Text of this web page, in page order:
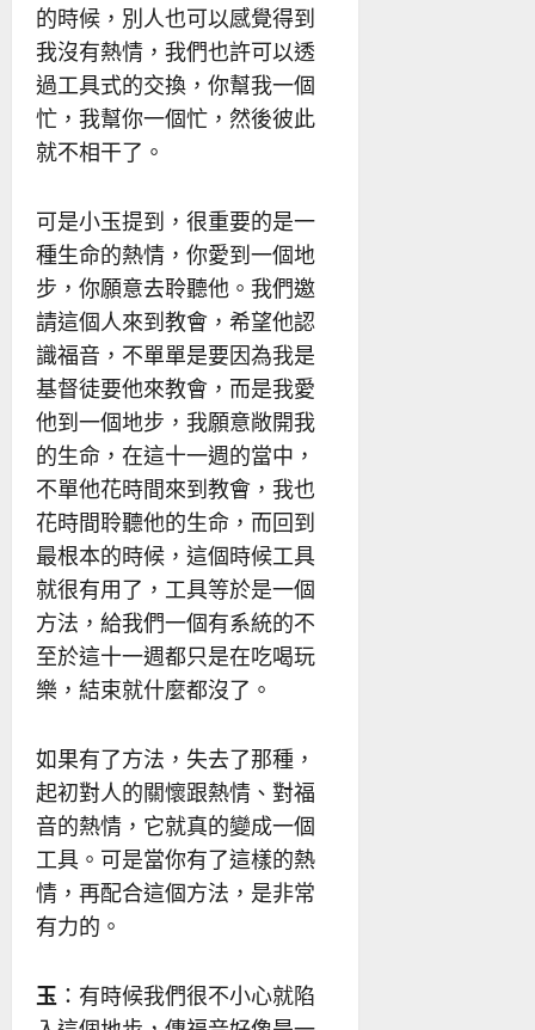
的時候，別人也可以感覺得到
我沒有熱情，我們也許可以透
過工具式的交換，你幫我一個
忙，我幫你一個忙，然後彼此
就不相干了。
可是小玉提到，很重要的是一
種生命的熱情，你愛到一個地
步，你願意去聆聽他。我們邀
請這個人來到教會，希望他認
識福音，不單單是要因為我是
基督徒要他來教會，而是我愛
他到一個地步，我願意敞開我
的生命，在這十一週的當中，
不單他花時間來到教會，我也
花時間聆聽他的生命，而回到
最根本的時候，這個時候工具
就很有用了，工具等於是一個
方法，給我們一個有系統的不
至於這十一週都只是在吃喝玩
樂，結束就什麼都沒了。
如果有了方法，失去了那種，
起初對人的關懷跟熱情、對福
音的熱情，它就真的變成一個
工具。可是當你有了這樣的熱
情，再配合這個方法，是非常
有力的。
玉 ：有時候我們很不小心就陷